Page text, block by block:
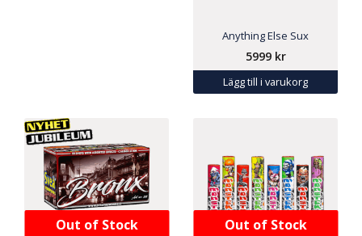
Anything Else Sux
5999 kr
Lägg till i varukorg
Out of Stock Out of Stock